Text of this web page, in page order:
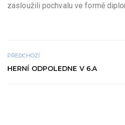
zasloužili pochvalu ve formě
PŘEDCHOZÍ
HERNÍ ODPOLEDNE V 6.A